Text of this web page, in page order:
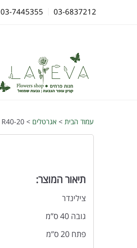
03-6837212
03-7445355
עמוד הבית > אגרטלים > R40-20
תיאור המוצר:
צילינדר
גובה 40 ס”מ
פתח 20 ס”מ